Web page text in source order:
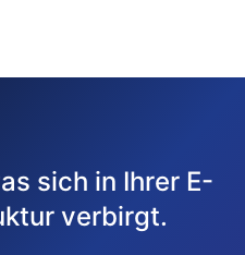
sich in Ihrer E-
verbirgt.